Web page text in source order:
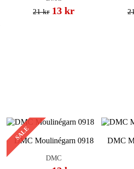
21 kr 13 kr
SALE
DMC Moulinégarn 0918
DMC
DMC